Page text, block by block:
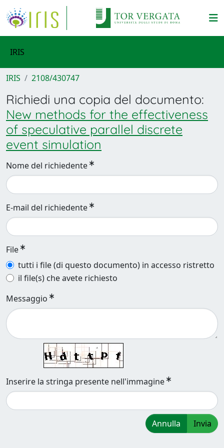
IRIS
IRIS 2108/430747
Richiedi una copia del documento:
New methods for the effectiveness
of speculative parallel discrete
event simulation
Nome del richiedente
E-mail del richiedente
File
tutti i file (di questo documento) in accesso ristretto
il file(s) che avete richiesto
Messaggio
Inserire la stringa presente nell'immagine
Annulla Invia